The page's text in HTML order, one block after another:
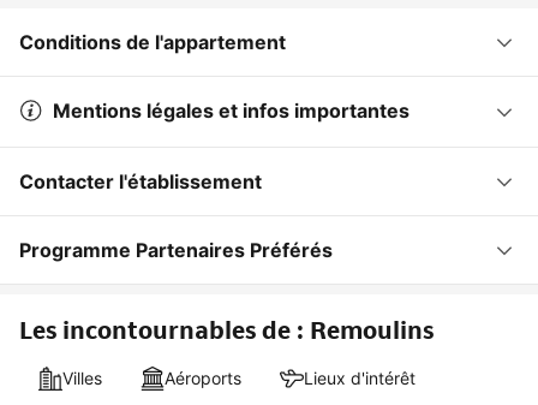
Conditions de l'appartement
Mentions légales et infos importantes
Contacter l'établissement
Programme Partenaires Préférés
Les incontournables de : Remoulins
Villes Aéroports Lieux d'intérêt